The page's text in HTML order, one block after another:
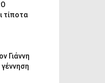
τίποτα
Γιάννη